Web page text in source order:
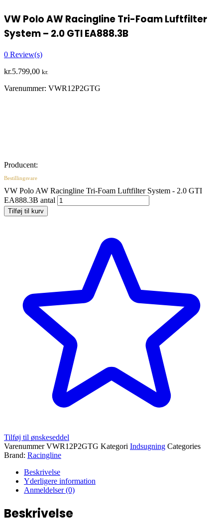
VW Polo AW Racingline Tri-Foam Luftfilter
System – 2.0 GTI EA888.3B
0 Review(s)
kr.5.799,00 kr.
Varenummer: VWR12P2GTG
Producent:
Bestillingsvare
VW Polo AW Racingline Tri-Foam Luftfilter System - 2.0 GTI
EA888.3B antal
Tilføj til kurv
Tilføj til ønskeseddel
VarenummerVWR12P2GTG Kategori Indsugning Categories
Brand: Racingline
Beskrivelse
Yderligere information
Anmeldelser (0)
Beskrivelse